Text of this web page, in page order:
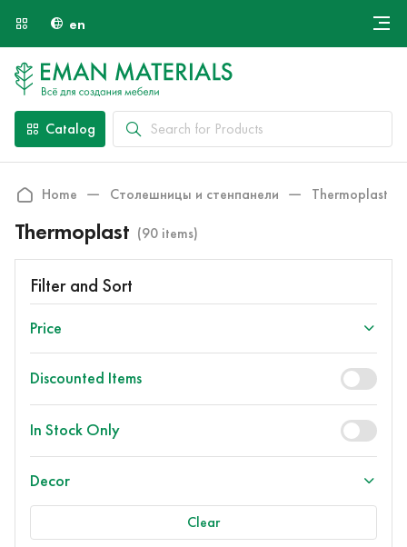
en
Payment and Delivery
Contacts
Catalog
Home Столешницы и стенпанели Thermoplast
Thermoplast (90 items)
Filter and Sort
Price
Discounted Items
In Stock Only
Decor
Clear